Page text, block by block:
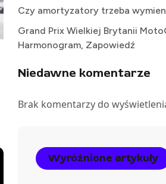
Czy amortyzatory trzeba
Grand Prix Wielkiej Brytanii
Harmonogram, Zapowiedź
Niedawne komentarze
Brak komentarzy do
Wyróżnione artykuły